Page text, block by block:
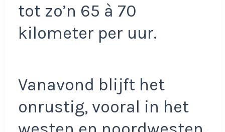
tot zo’n 65 à 70
kilometer per uur.
Vanavond blijft het
onrustig, vooral in het